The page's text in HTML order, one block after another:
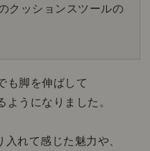
クッションスツールの
も脚を伸ばして
ようになりました。
れて感じた魅力や、